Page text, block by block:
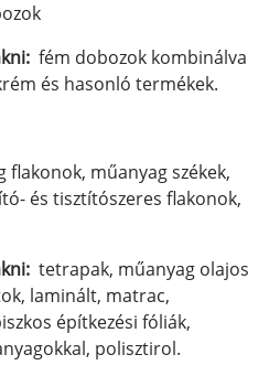
fém dobozok kombinálva
és hasonló termékek.
flakonok, műanyag székek,
és tisztítószeres flakonok,
tetrapak, műanyag olajos
laminált, matrac,
építkezési fóliák,
polisztirol.